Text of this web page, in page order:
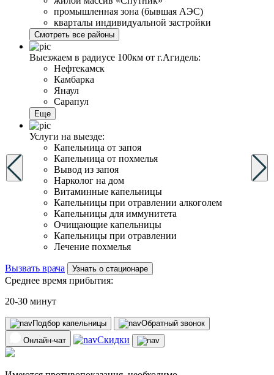
промышленная зона (бывшая АЭС)
кварталы индивидуальной застройки
Смотреть все районы
Выезжаем в радиусе 100км от г.Агидель:
Нефтекамск
Камбарка
Янаул
Сарапул
Еще
Услуги на выезде:
Капельница от запоя
Капельница от похмелья
Вывод из запоя
Нарколог на дом
Витаминные капельницы
Капельницы при отравлении алкоголем
Капельницы для иммунитета
Очищающие капельницы
Капельницы при отравлении
Лечение похмелья
Вызвать врача Узнать о стационаре
Среднее время прибытия:
20-30 минут
Подбор капельницы
Обратный звонок
Онлайн-чат
Скидки